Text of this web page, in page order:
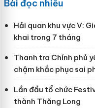
Bài đọc nhiều
Hải quan khu vực V:
khai trong 7 tháng
Thanh tra Chính phủ
chậm khắc phục sai
Lần đầu tổ chức
thành Thăng Long